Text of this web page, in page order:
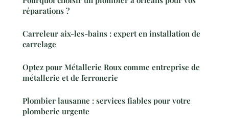
réparations ?
Carreleur aix-les-bains : expert en installation de
carrelage
Optez pour Métallerie Roux comme entreprise de
métallerie et de ferronerie
Plombier lausanne : services fiables pour votre
plomberie urgente